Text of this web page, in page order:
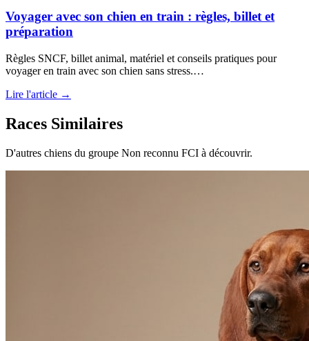
Voyager avec son chien en train : règles, billet et
préparation
Règles SNCF, billet animal, matériel et conseils pratiques pour
voyager en train avec son chien sans stress.…
Lire l'article →
Races Similaires
D'autres chiens du groupe Non reconnu FCI à découvrir.